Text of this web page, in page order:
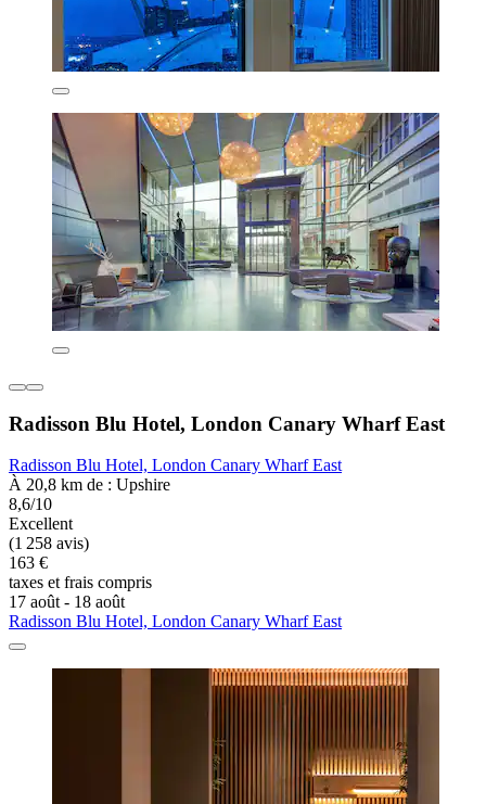
Radisson Blu Hotel, London Canary Wharf East
Radisson Blu Hotel, London Canary Wharf East
À 20,8 km de : Upshire
8,6/10
Excellent
(1 258 avis)
163 €
taxes et frais compris
17 août - 18 août
Radisson Blu Hotel, London Canary Wharf East